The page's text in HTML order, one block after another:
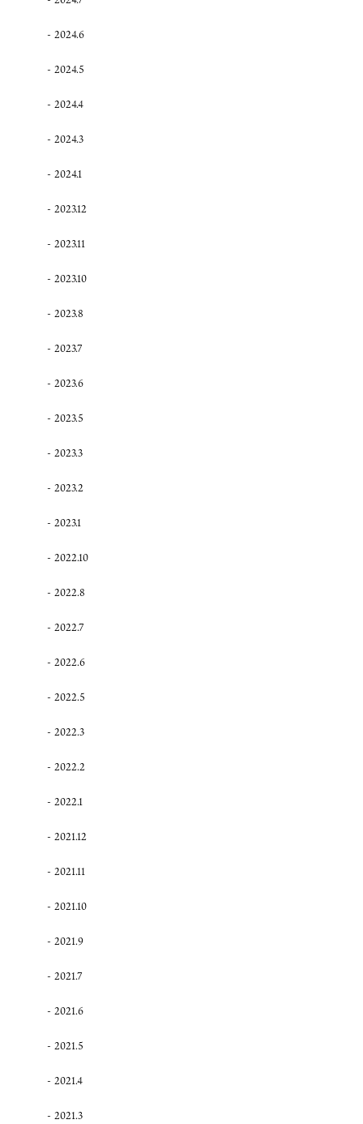
2024.6
2024.5
2024.4
2024.3
2024.1
2023.12
2023.11
2023.10
2023.8
2023.7
2023.6
2023.5
2023.3
2023.2
2023.1
2022.10
2022.8
2022.7
2022.6
2022.5
2022.3
2022.2
2022.1
2021.12
2021.11
2021.10
2021.9
2021.7
2021.6
2021.5
2021.4
2021.3